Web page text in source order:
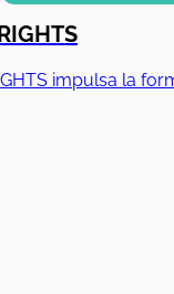
impulsa la